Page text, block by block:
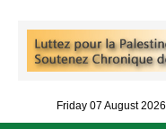
Friday 07 August 2026